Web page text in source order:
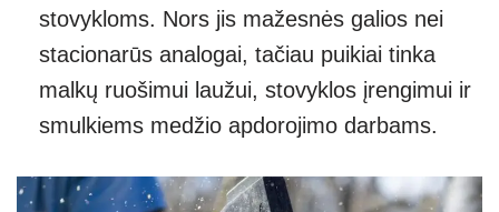
stovykloms. Nors jis mažesnės galios nei
stacionarūs analogai, tačiau puikiai tinka
malkų ruošimui laužui, stovyklos įrengimui ir
smulkiems medžio apdorojimo darbams.